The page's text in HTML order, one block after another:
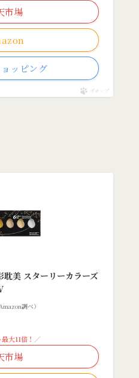
市場
ッピング
ポチップ
美 スターリーカラーズ
調べ）
大11倍！／
市場